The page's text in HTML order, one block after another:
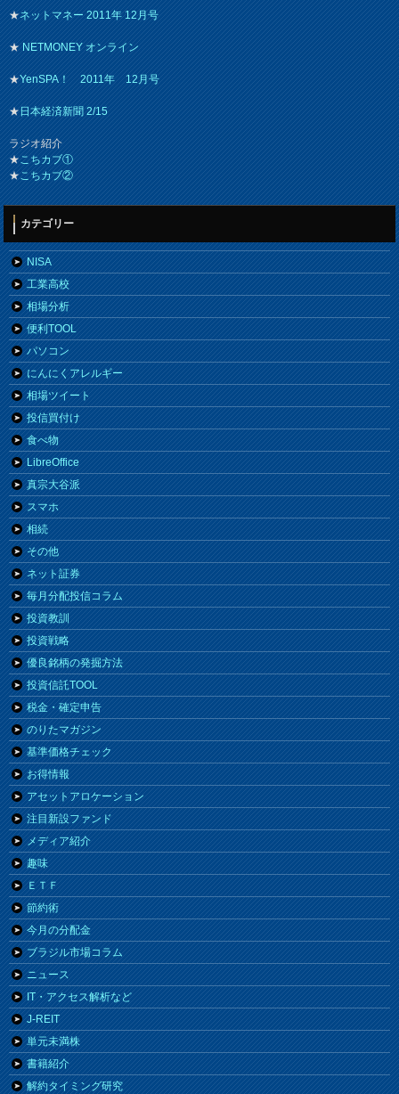
★ネットマネー 2011年 12月号
★NETMONEY オンライン
★YenSPA！ 2011年 12月号
★日本経済新聞 2/15
ラジオ紹介
★こちカブ①
★こちカブ②
カテゴリー
NISA
工業高校
相場分析
便利TOOL
パソコン
にんにくアレルギー
相場ツイート
投信買付け
食べ物
LibreOffice
真宗大谷派
スマホ
相続
その他
ネット証券
毎月分配投信コラム
投資教訓
投資戦略
優良銘柄の発掘方法
投資信託TOOL
税金・確定申告
のりたマガジン
基準価格チェック
お得情報
アセットアロケーション
注目新設ファンド
メディア紹介
趣味
ＥＴＦ
節約術
今月の分配金
ブラジル市場コラム
ニュース
IT・アクセス解析など
J-REIT
単元未満株
書籍紹介
解約タイミング研究